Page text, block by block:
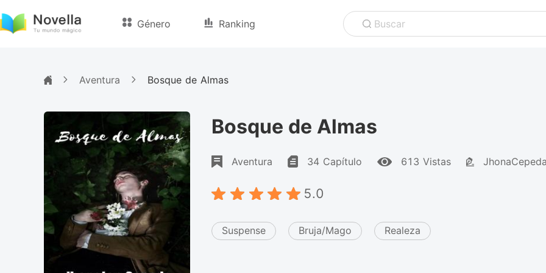
Género Ranking Buscar
Aventura Bosque de Almas
Bosque de Almas
Aventura 34 Capítulo 613 Vistas
5.0
Suspense Bruja/Mago Realeza